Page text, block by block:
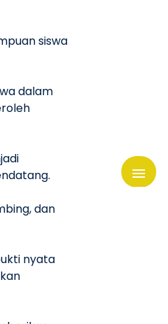
siswa
dalam
dan
nyata